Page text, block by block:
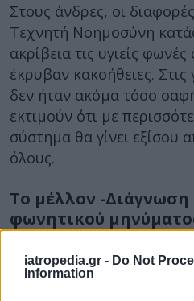
iatropedia.gr - Do Not
Information
Στους άνδρες, οι
Τεχνητή Νοημοσύνη
ακρίβεια τις υγιείς
έκρυβαν κακοήθειες. Στις
δεν ήταν ακόμα τόσο
εκτιμούν ότι με
σύστημα θα γίνει εξίσου
όλους.
Το μέλλον -
φωνητικού
Ο Δρ. Phillip Jenkins και η
ήδη για το επόμενο βήμα.